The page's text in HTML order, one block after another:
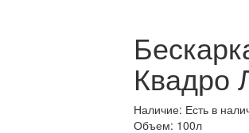
Квадро
Наличие: Есть в
Объем: 100л